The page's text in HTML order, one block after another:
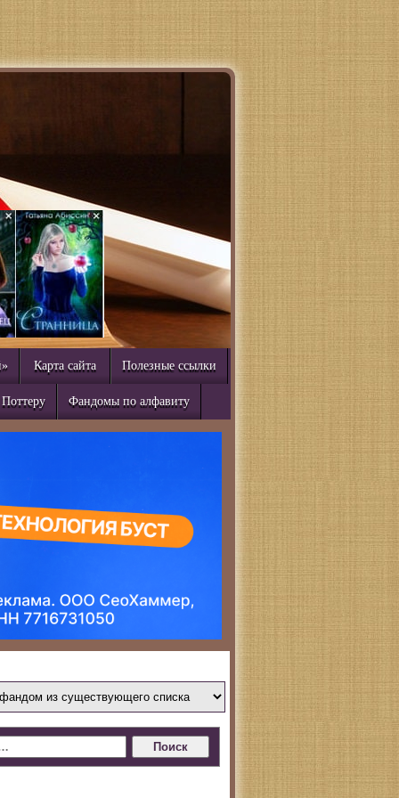
Карта сайта Полезные ссылки
Фандомы по алфавиту